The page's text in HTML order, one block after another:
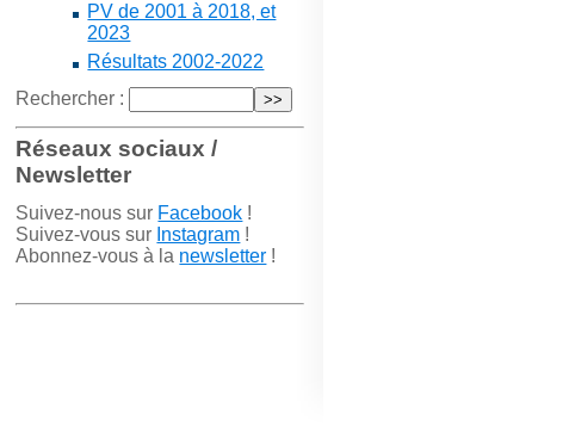
PV de 2001 à 2018, et
2023
Résultats 2002-2022
Rechercher :
Réseaux sociaux /
Newsletter
Suivez-nous sur Facebook !
Suivez-vous sur Instagram !
Abonnez-vous à la newsletter !